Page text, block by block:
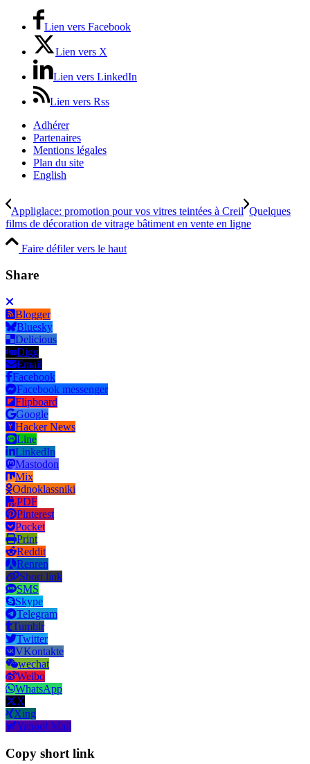
Lien vers Facebook
Lien vers X
Lien vers LinkedIn
Lien vers Rss
Adhérer
Partenaires
Mentions légales
Plan du site
English
Appliglace: promotion pour vos vitres teintées à Creil Quelques
films de décoration de vitrage bâtiment en vente en ligne
Faire défiler vers le haut
Share
Blogger
Bluesky
Delicious
Digg
Email
Facebook
Facebook messenger
Flipboard
Google
Hacker News
Line
LinkedIn
Mastodon
Mix
Odnoklassniki
PDF
Pinterest
Pocket
Print
Reddit
Renren
Short link
SMS
Skype
Telegram
Tumblr
Twitter
VKontakte
wechat
Weibo
WhatsApp
X
Xing
Yahoo! Mail
Copy short link